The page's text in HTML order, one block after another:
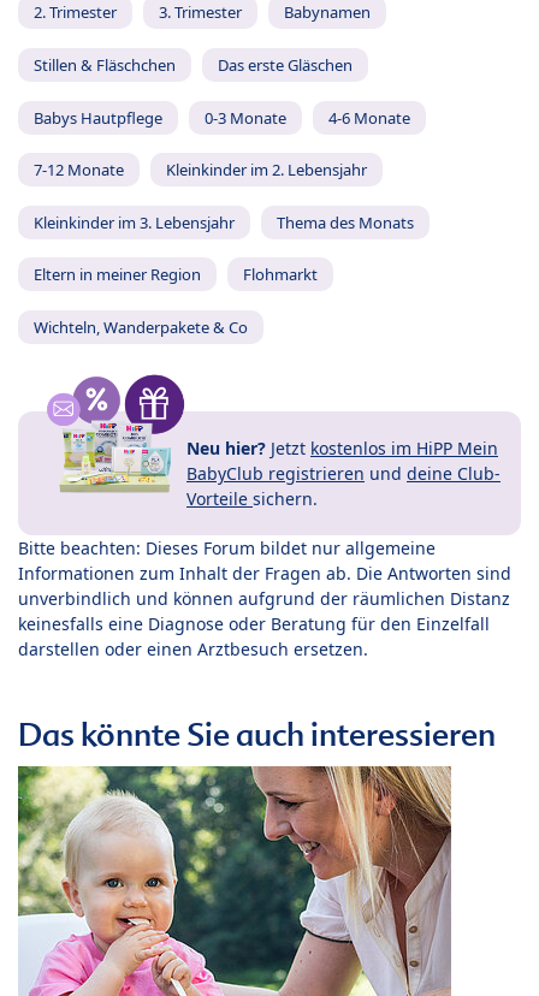
2. Trimester 3. Trimester Babynamen
Stillen & Fläschchen Das erste Gläschen
Babys Hautpflege 0-3 Monate 4-6 Monate
7-12 Monate Kleinkinder im 2. Lebensjahr
Kleinkinder im 3. Lebensjahr Thema des Monats
Eltern in meiner Region Flohmarkt
Wichteln, Wanderpakete & Co
Neu hier? Jetzt kostenlos im HiPP Mein
BabyClub registrieren und deine Club-
Vorteile sichern.
Bitte beachten: Dieses Forum bildet nur allgemeine
Informationen zum Inhalt der Fragen ab. Die Antworten sind
unverbindlich und können aufgrund der räumlichen Distanz
keinesfalls eine Diagnose oder Beratung für den Einzelfall
darstellen oder einen Arztbesuch ersetzen.
Das könnte Sie auch interessieren